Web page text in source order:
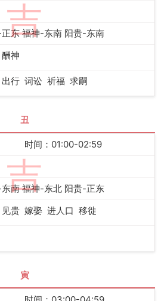
吉
东 福神-东南 阳贵-东南
酬神
出行 词讼 祈福 求嗣
丑
吉
时间：01:00-02:59
南 福神-东北 阳贵-正东
见贵 嫁娶 进人口 移徙
寅